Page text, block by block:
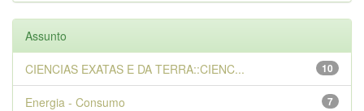
Assunto
10
CIENCIAS EXATAS E DA TERRA::CIENC...
7
Energia - Consumo